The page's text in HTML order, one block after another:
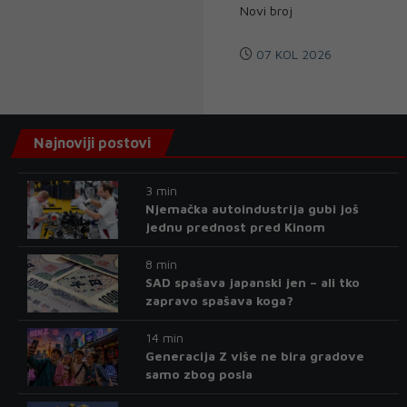
Novi broj
07 KOL 2026
Najnoviji postovi
3 min
Njemačka autoindustrija gubi još
jednu prednost pred Kinom
8 min
SAD spašava japanski jen – ali tko
zapravo spašava koga?
14 min
Generacija Z više ne bira gradove
samo zbog posla